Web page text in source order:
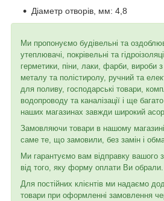
Діаметр отворів, мм: 4,8
Ми пропонуємо будівельні та
утеплювачі, покрівельні та
герметики, піни, лаки, фарби, вироби
металу та полістиролу, ручний та
для поливу, господарські товари,
водопроводу та каналізації і ще
наших магазинах завжди широкий
Замовляючи товари в нашому
саме те, що замовили, без замін і
Ми гарантуємо вам відправку вашого
від того, яку форму оплати Ви обрали.
Для постійних клієнтів ми надаємо
товари при оформленні замовлення